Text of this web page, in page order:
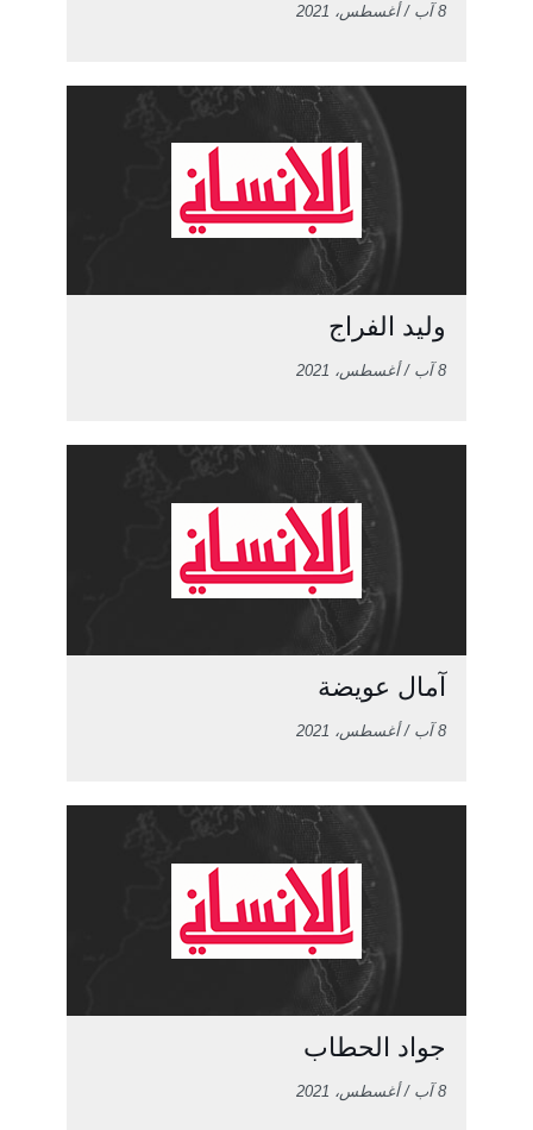
8 آب / أغسطس، 2021
وليد الفراج
8 آب / أغسطس، 2021
آمال عويضة
8 آب / أغسطس، 2021
جواد الحطاب
8 آب / أغسطس، 2021